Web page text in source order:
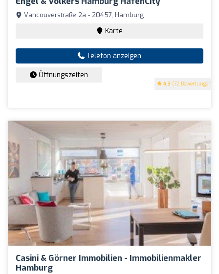
4.3 (72 Bewertungen)
Vancouverstraße 2a - 20457, Hamburg
Karte
Telefon anzeigen
Öffnungszeiten
Casini & Görner Immobilien - Immobilienmakler
Hamburg